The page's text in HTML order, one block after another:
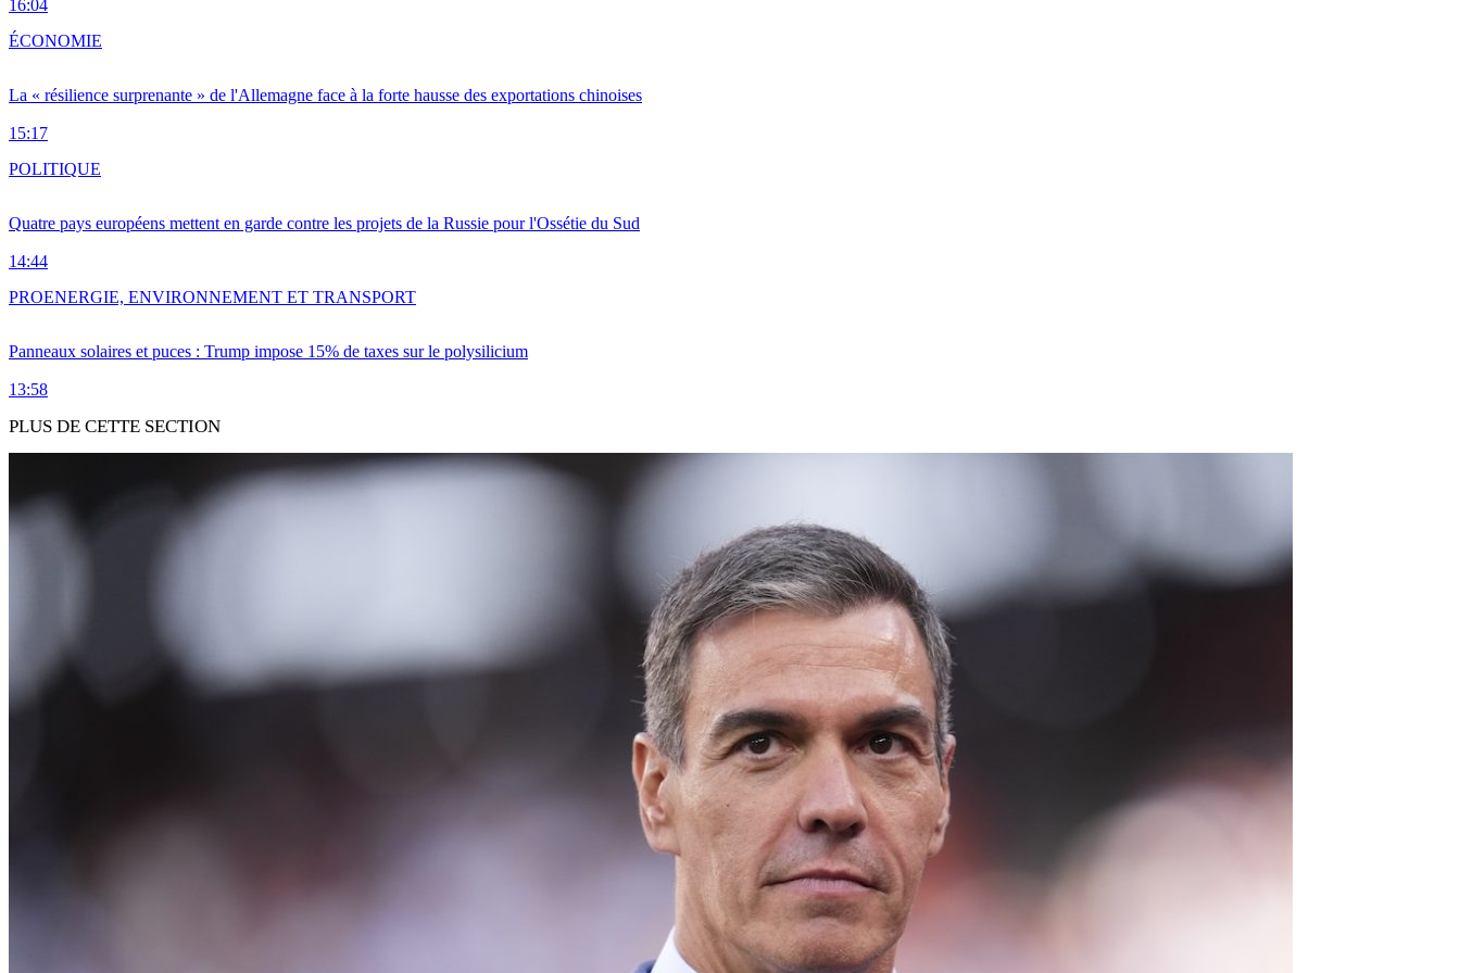
16:04
La « résilience surprenante » de l'Allemagne face à la forte hausse des exportations chinoises
15:17
ÉCONOMIE
Quatre pays européens mettent en garde contre les projets de la Russie pour l'Ossétie du Sud
14:44
POLITIQUE
Panneaux solaires et puces : Trump impose 15% de taxes sur le polysilicium
13:58
PROENERGIE, ENVIRONNEMENT ET TRANSPORT
PLUS DE CETTE SECTION